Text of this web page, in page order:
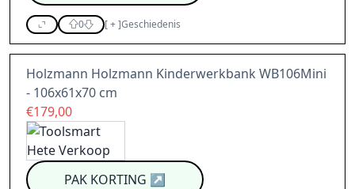
0 [+]Geschiedenis
Holzmann Holzmann Kinderwerkbank WB106Mini
- 106x61x70 cm
€179,00
PAK KORTING ↗